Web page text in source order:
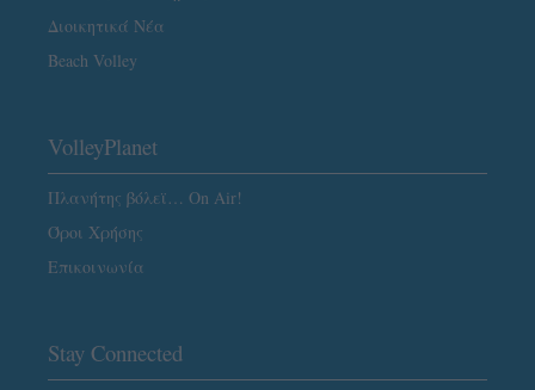
Διοικητικά Νέα
Beach Volley
VolleyPlanet
Πλανήτης βόλεϊ… On Air!
Όροι Χρήσης
Επικοινωνία
Stay Connected